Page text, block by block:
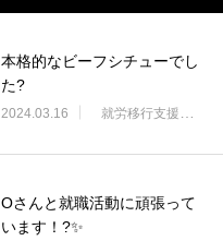
本格的なビーフシチューでし
た?
2024.03.16 就労移行支援・ニコサービス城東センター
Oさんと就職活動に頑張って
います！?✨